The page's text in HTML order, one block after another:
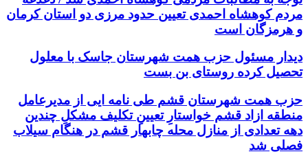
مردم کوهشاه احمدی تعیین حدود مرزی دو استان کرمان
و هرمزگان است
دیدار مسئول حزب همت شهرستان جاسک با معلول
تحصیل کرده روستای بن بست
حزب همت شهرستان قشم طی نامه ایی از مدیرعامل
منطقه ازاد قشم خواستارِ تعیینِ تکلیف مشکلِ چندین
دهه تعدادی از منازل محله چابهار قشم در هنگام سیلاب
فصلی شد